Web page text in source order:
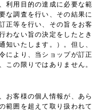
利用目的の達成に必要な範
な調査を行い、その結果に
正等を行い、その旨をお客
わない旨の決定をしたとき
知いたします。）。但し、
により、当ショップが訂正
この限りではありません。
お客様の個人情報が、あら
範囲を超えて取り扱われて